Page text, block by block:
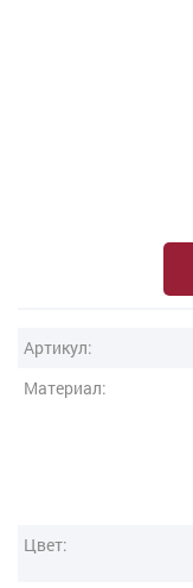
Артикул:
Материал:
Цвет: